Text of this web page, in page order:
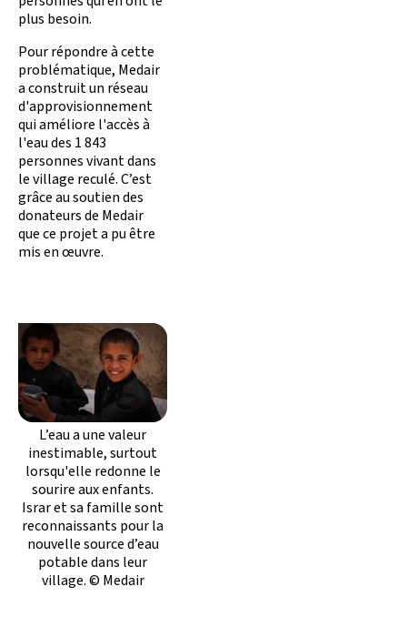
plus besoin.
Pour répondre à cette
problématique, Medair
a construit un réseau
d'approvisionnement
qui améliore l'accès à
l'eau des 1 843
personnes vivant dans
le village reculé. C’est
grâce au soutien des
donateurs de Medair
que ce projet a pu être
mis en œuvre.
L’eau a une valeur
inestimable, surtout
lorsqu'elle redonne le
sourire aux enfants.
Israr et sa famille sont
reconnaissants pour la
nouvelle source d’eau
potable dans leur
village. © Medair